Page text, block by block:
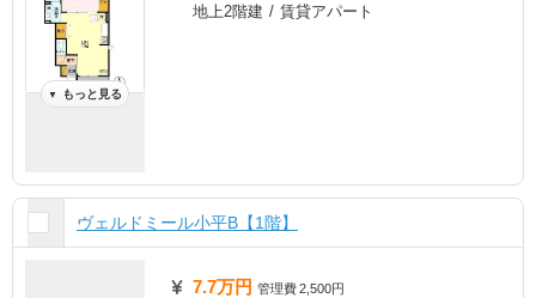
▼ もっと見る
地上2階建 / 賃貸アパート
ヴェルドミール小平B【1階】
7.7万円 管理費2,500円